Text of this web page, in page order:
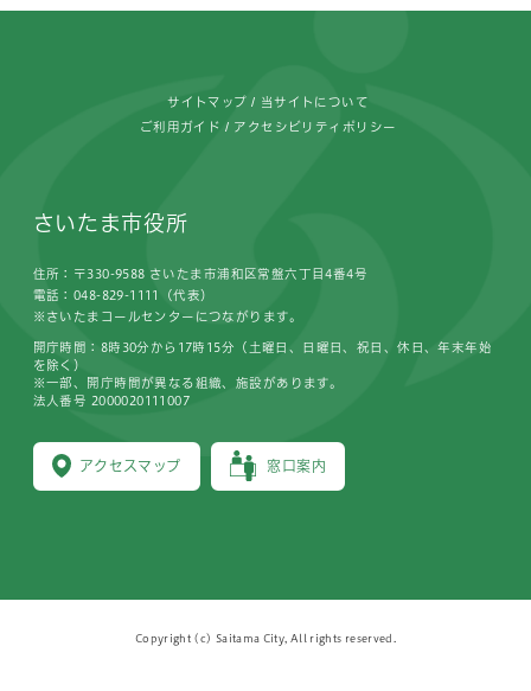
サイトマップ 当サイトについて
ご利用ガイド アクセシビリティポリシー
さいたま市役所
住所：〒330-9588 さいたま市浦和区常盤六丁目4番4号
電話：048-829-1111（代表）
※さいたまコールセンターにつながります。
アクセスマップ 窓口案内
開庁時間：8時30分から17時15分（土曜日、日曜日、祝日、休日、年末年始
を除く）
※一部、開庁時間が異なる組織、施設があります。
法人番号 2000020111007
Copyright (c) Saitama City, All rights reserved.